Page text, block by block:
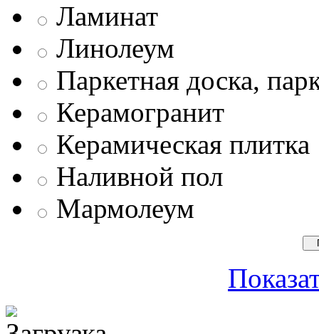
Ламинат
Линолеум
Паркетная доска,
Керамогранит
Керамическая плитка
Наливной пол
Мармолеум